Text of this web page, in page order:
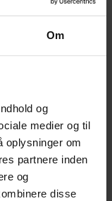
Om
og
medier og til
oplysninger om
partnere inden
og
disse